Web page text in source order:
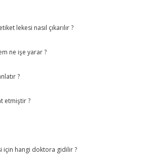
lekesi nasıl çıkarılır ?
ne işe yarar ?
?
etmiştir ?
için hangi doktora gidilir ?